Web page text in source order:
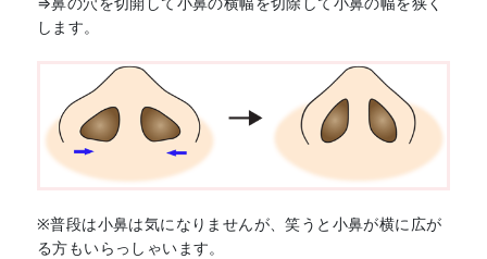
します。
※普段は小鼻は気になりませんが、笑うと小鼻が横に広が
る方もいらっしゃいます。